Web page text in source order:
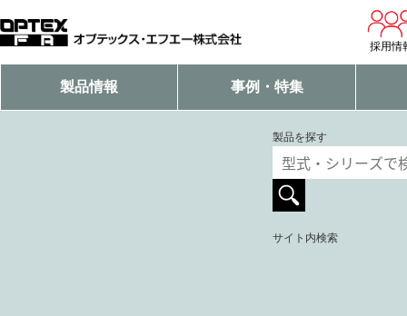
採用情
製品情報 事例・特集
製品を探す
サイト内検索